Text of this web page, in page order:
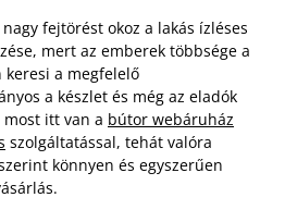
fejtörést okoz a lakás ízléses
mert az emberek többsége a
keresi a megfelelő
a készlet és még az eladók
most itt van a bútor webáruház
szolgáltatással, tehát valóra
könnyen és egyszerűen